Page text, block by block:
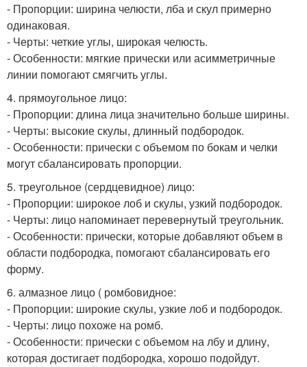
- Пропорции: ширина челюсти, лба и скул примерно
одинаковая.
- Черты: четкие углы, широкая челюсть.
- Особенности: мягкие прически или асимметричные
линии помогают смягчить углы.
4. прямоугольное лицо:
- Пропорции: длина лица значительно больше ширины.
- Черты: высокие скулы, длинный подбородок.
- Особенности: прически с объемом по бокам и челки
могут сбалансировать пропорции.
5. треугольное (сердцевидное) лицо:
- Пропорции: широкое лоб и скулы, узкий подбородок.
- Черты: лицо напоминает перевернутый треугольник.
- Особенности: прически, которые добавляют объем в
области подбородка, помогают сбалансировать его
форму.
6. алмазное лицо ( ромбовидное:
- Пропорции: широкие скулы, узкие лоб и подбородок.
- Черты: лицо похоже на ромб.
- Особенности: прически с объемом на лбу и длину,
которая достигает подбородка, хорошо подойдут.